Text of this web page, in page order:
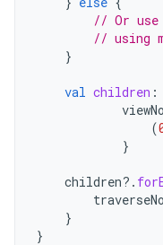
// Or use
// using
}
val children :
(
}
children?.
}
}